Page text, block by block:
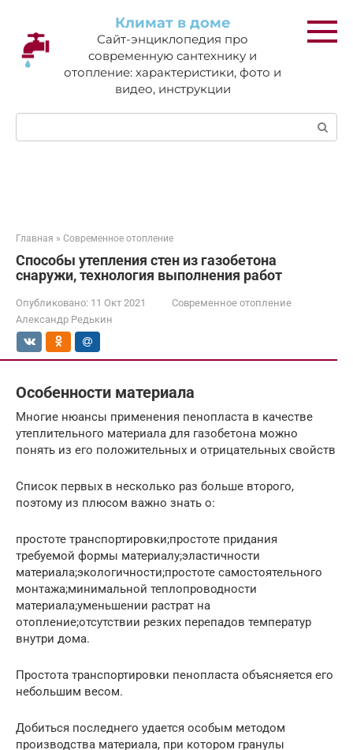
контенту
Климат в доме
Сайт-энциклопедия про
современную сантехнику и
отопление: характеристики, фото и
видео, инструкции
Поиск:
Главная » Современное отопление
Способы утепления стен из газобетона
снаружи, технология выполнения работ
Опубликовано: 11 Окт 2021
Современное отопление
Александр Редькин
Особенности материала
Многие нюансы применения пенопласта в качестве
утеплительного материала для газобетона можно
понять из его положительных и отрицательных свойств
Список первых в несколько раз больше второго,
поэтому из плюсом важно знать о:
простоте транспортировки;простоте придания
требуемой формы материалу;эластичности
материала;экологичности;простоте самостоятельного
монтажа;минимальной теплопроводности
материала;уменьшении растрат на
отопление;отсутствии резких перепадов температур
внутри дома.
Простота транспортировки пенопласта объясняется его
небольшим весом.
Добиться последнего удается особым методом
производства материала, при котором гранулы